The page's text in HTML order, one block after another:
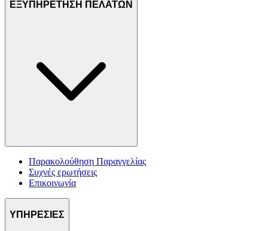
ΕΞΥΠΗΡΕΤΗΣΗ ΠΕΛΑΤΩΝ
Παρακολούθηση Παραγγελίας
Συχνές ερωτήσεις
Επικοινωνία
ΥΠΗΡΕΣΙΕΣ